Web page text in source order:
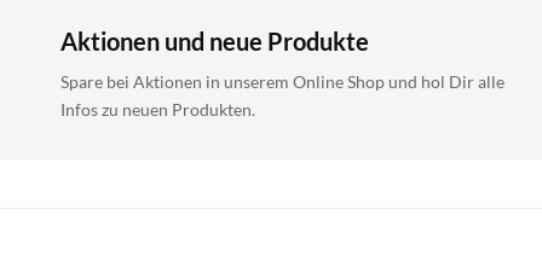
Aktionen und neue Produkte
Spare bei Aktionen in unserem Online Shop und hol Dir alle
Infos zu neuen Produkten.